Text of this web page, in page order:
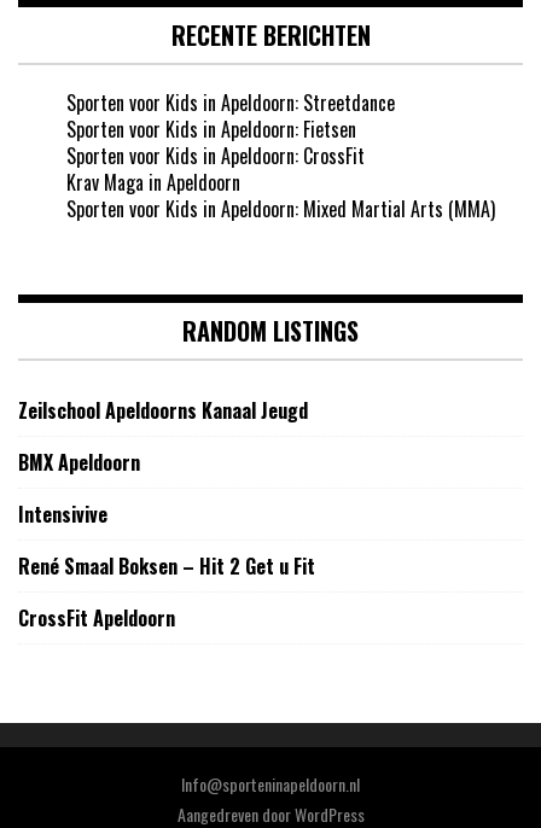
RECENTE BERICHTEN
Sporten voor Kids in Apeldoorn: Streetdance
Sporten voor Kids in Apeldoorn: Fietsen
Sporten voor Kids in Apeldoorn: CrossFit
Krav Maga in Apeldoorn
Sporten voor Kids in Apeldoorn: Mixed Martial Arts (MMA)
RANDOM LISTINGS
Zeilschool Apeldoorns Kanaal Jeugd
BMX Apeldoorn
Intensivive
René Smaal Boksen – Hit 2 Get u Fit
CrossFit Apeldoorn
Info@sporteninapeldoorn.nl
Aangedreven doorWordPress